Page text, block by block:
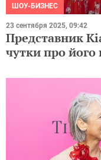
ШОУ-БИЗНЕС
23 сентября 2025, 09:42
Представник
чутки про його